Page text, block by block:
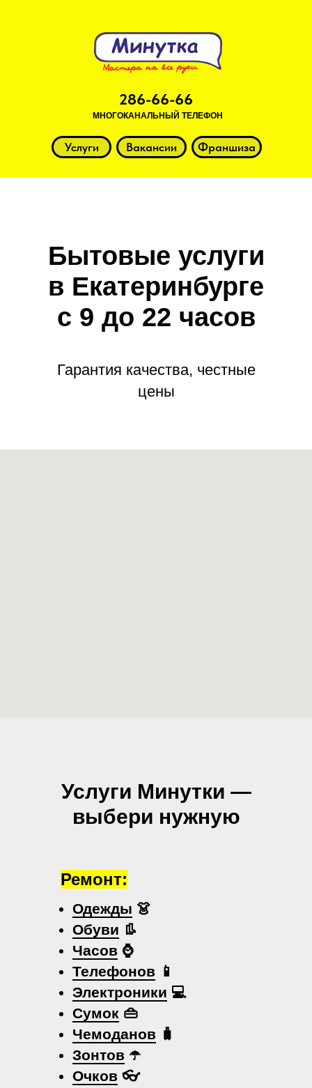
286-66-66
МНОГОКАНАЛЬНЫЙ ТЕЛЕФОН
Услуги Вакансии Франшиза
Бытовые услуги
в Екатеринбурге
с 9 до 22 часов
Гарантия качества, честные
цены
Услуги Минутки —
выбери нужную
Одежды 👗
Обуви 👢
Часов ⌚
Телефонов 📱
Электроники 💻
Сумок 👜
Чемоданов 🧳
Зонтов ☂️
Очков 👓
Ремонт: